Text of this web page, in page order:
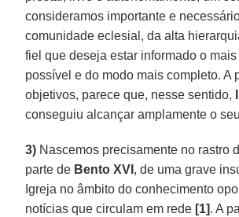
consideramos importante e
comunidade eclesial, da alta
fiel que deseja estar informado o
possível e do modo mais completo. A
objetivos, parece que, nesse sentido,
conseguiu alcançar amplamente o
3) Nascemos precisamente no rastro
parte de Bento XVI , de uma grave
Igreja no âmbito do conhecimento
notícias que circulam em rede [1]. A